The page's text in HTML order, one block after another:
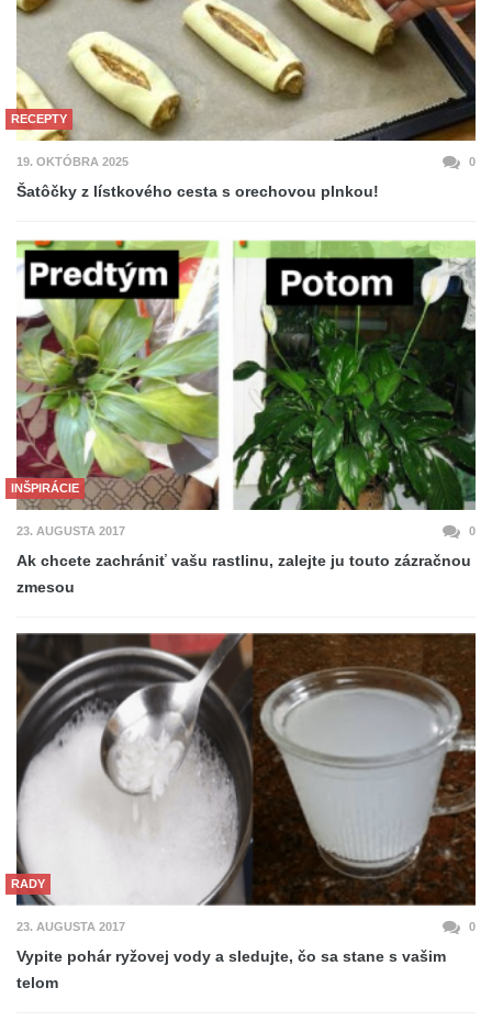
RECEPTY
19. OKTÓBRA 2025 0
Šatôčky z lístkového cesta s orechovou plnkou!
INŠPIRÁCIE
23. AUGUSTA 2017 0
Ak chcete zachrániť vašu rastlinu, zalejte ju touto zázračnou
zmesou
RADY
23. AUGUSTA 2017 0
Vypite pohár ryžovej vody a sledujte, čo sa stane s vašim
telom